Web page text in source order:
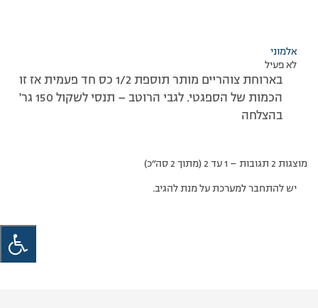
אלמוני
לא פעיל
בארוחת צוהריים מותר תוספת 1/2 כס חד פעמית אז זו
הכמות של הספגטי. לגבי הרוטב – תנסי לשקול 150 גר'
בהצלחה
מוצגות 2 תגובות – 1 עד 2 (מתוך 2 סה״כ)
יש להתחבר למערכת על מנת להגיב.